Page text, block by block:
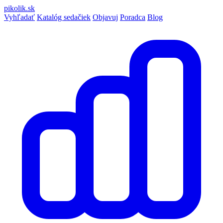
pikolik.sk
Vyhľadať Katalóg sedačiek Objavuj Poradca Blog